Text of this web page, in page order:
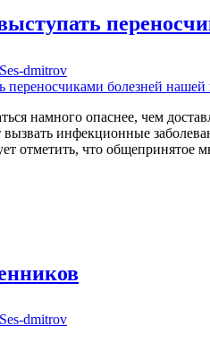
Ses-dmitrov
намного опаснее, чем
вызвать инфекционные
отметить, что общепринятое
Ses-dmitrov